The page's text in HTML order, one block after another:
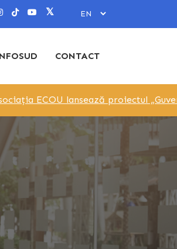
CONTACT
ECOU lansează proiectul